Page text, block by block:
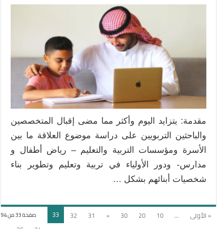
مقدمة: يتزايد اليوم وأكثر مما مضى إقبال المتخصصين
والباحثين التربويين على دراسة موضوع العلاقة ما بين
الأسرة ومؤسسات التربية والتعليم – رياض أطفال و
مدارس- ودور الأولياء في تربية وتعليم وتطوير بناء
شخصيات أبنائهم بشكل …
صفحة 33 من 94 « الأولى ...
10
20
30
«
31
32
33